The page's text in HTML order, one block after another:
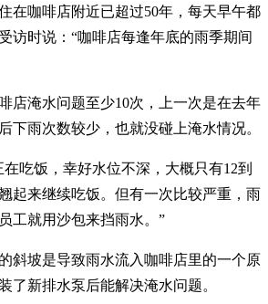
在咖啡店附近已超过50年，每天早午都
访时说：“咖啡店每逢年底的雨季期间
店淹水问题至少10次，上一次是在去年
下雨次数较少，也就没碰上淹水情况。
吃饭，幸好水位不深，大概只有12到
起来继续吃饭。但有一次比较严重，雨
工就用沙包来挡雨水。”
斜坡是导致雨水流入咖啡店里的一个原
了新排水泵后能解决淹水问题。